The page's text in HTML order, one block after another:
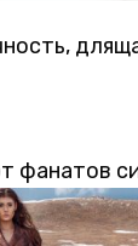
фанатов